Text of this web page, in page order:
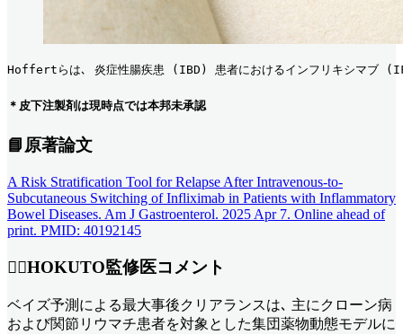
Hoffertらは､ 炎症性腸疾患 (IBD) 患者におけるインフリキシマブ
＊皮下注製剤は現時点では本邦未承認
📘原著論文
A Risk Stratification Tool for Relapse After Intravenous-to-
Subcutaneous Switching of Infliximab in Patients with Inflammatory
Bowel Diseases. Am J Gastroenterol. 2025 Apr 7. Online ahead of
print. PMID: 40192145
👨‍⚕️HOKUTO監修医コメント
ベイズ予測による最大事後クリアランスは､ 主にクローン病
および関節リウマチ患者を対象とした集団薬物動態モデルに